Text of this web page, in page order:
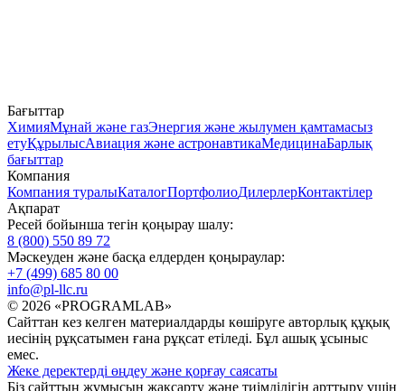
Бағыттар
ХимияМұнай және газЭнергия және жылумен қамтамасыз
етуҚұрылысАвиация және астронавтикаМедицинаБарлық
бағыттар
Компания
Компания туралыКаталогПортфолиоДилерлерКонтактілер
Ақпарат
Ресей бойынша тегін қоңырау шалу:
8 (800) 550 89 72
Мәскеуден және басқа елдерден қоңыраулар:
+7 (499) 685 80 00
info@pl-llc.ru
© 2026 «PROGRAMLAB»
Сайттан кез келген материалдарды көшіруге авторлық құқық
иесінің рұқсатымен ғана рұқсат етіледі. Бұл ашық ұсыныс
емес.
Жеке деректерді өңдеу және қорғау саясаты
Біз сайттың жұмысын жақсарту және тиімділігін арттыру үшін